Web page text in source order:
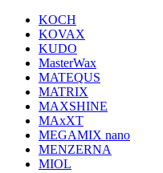
KOCH
KOVAX
KUDO
MasterWax
MATEQUS
MATRIX
MAXSHINE
MAxXT
MEGAMIX nano
MENZERNA
MIOL